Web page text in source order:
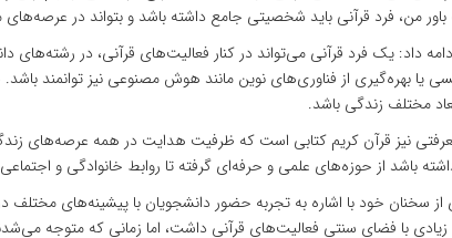
من، فرد قرآنی باید شخصیتی جامع داشته باشد و بتواند در عرصه‌های
داد: یک فرد قرآنی می‌تواند در کنار فعالیت‌های قرآنی، در
یا بهره‌گیری از فناوری‌های نوین مانند هوش مصنوعی نیز توانمند
مختلف زندگی باشد.
نیز قرآن کریم کتابی است که ظرفیت هدایت در همه عرصه‌های
باشد از حوزه‌های علمی و حرفه‌ای گرفته تا روابط خانوادگی و
سخنان خود با اشاره به تجربه حضور دانشجویان با پیشینه‌های
با فضای سنتی فعالیت‌های قرآنی داشت، اما زمانی که متوجه